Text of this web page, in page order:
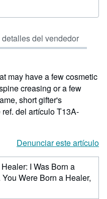
vendedor:
de
5
detalles del vendedor
may have a few cosmetic
creasing or a few
short gifter's
ref. del artículo T13A-
Denunciar este artículo
I Was Born a
You Were Born a Healer,